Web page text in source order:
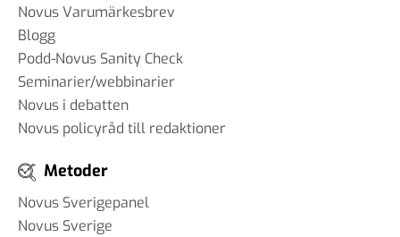
Novus Varumärkesbrev
Blogg
Podd-Novus Sanity Check
Seminarier/webbinarier
Novus i debatten
Novus policyråd till redaktioner
Metoder
Novus Sverigepanel
Novus Sverige